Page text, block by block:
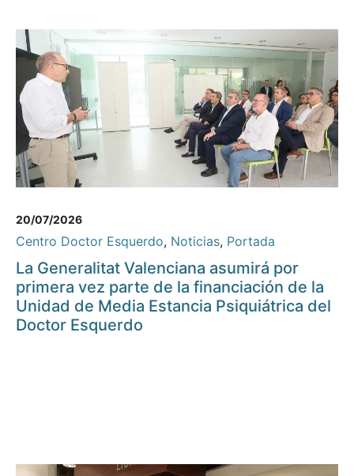
20/07/2026
Centro Doctor Esquerdo, Noticias, Portada
La Generalitat Valenciana asumirá por
primera vez parte de la financiación de la
Unidad de Media Estancia Psiquiátrica del
Doctor Esquerdo